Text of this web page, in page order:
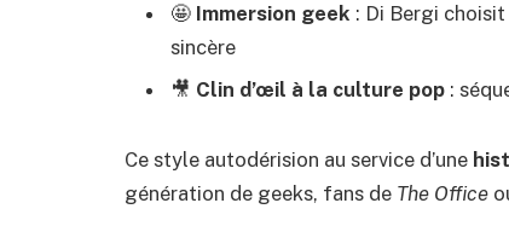
🤩 Immersion geek : Di Bergi
sincère
🎥 Clin d’œil à la culture pop :
Ce style autodérision au service d’une
génération de geeks, fans de The Office